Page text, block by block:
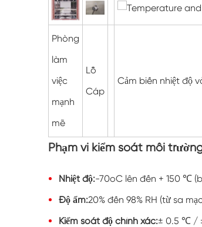
Phòng
làm
việc
mạnh
mẽ
Lỗ
Cáp
Cảm biến nhiệt độ
Phạm vi kiểm soát môi
Nhiệt độ:-70oC lên đến + 150 ℃
Độ ẩm:20% đến 98% RH (từ sa
Kiểm soát độ chính xác:± 0.5 ℃ /